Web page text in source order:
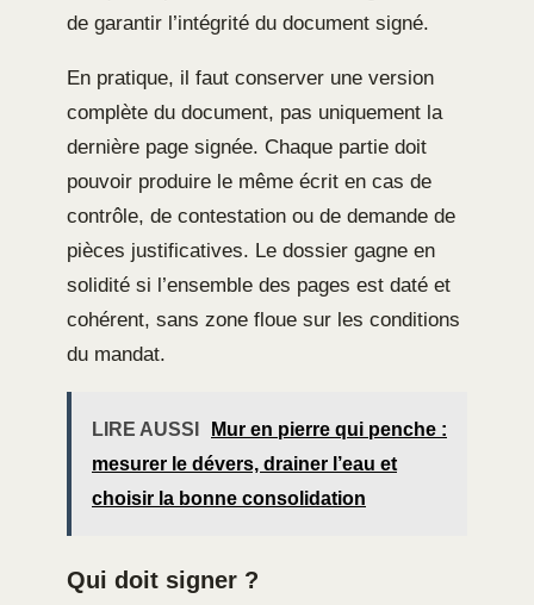
de garantir l’intégrité du document signé.
En pratique, il faut conserver une version
complète du document, pas uniquement la
dernière page signée. Chaque partie doit
pouvoir produire le même écrit en cas de
contrôle, de contestation ou de demande de
pièces justificatives. Le dossier gagne en
solidité si l’ensemble des pages est daté et
cohérent, sans zone floue sur les conditions
du mandat.
LIRE AUSSI
Mur en pierre qui penche :
mesurer le dévers, drainer l’eau et
choisir la bonne consolidation
Qui doit signer ?